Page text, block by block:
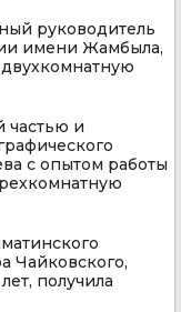
руководитель
имени Жамбыла,
частью и
с опытом работы
Чайковского,
получила